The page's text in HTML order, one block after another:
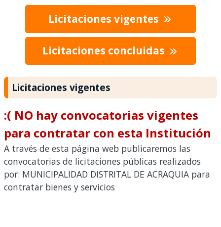
Licitaciones vigentes
Licitaciones concluidas
Licitaciones vigentes
:( NO hay convocatorias vigentes
para contratar con esta Institución
A través de esta página web publicaremos las
convocatorias de licitaciones públicas realizados
por: MUNICIPALIDAD DISTRITAL DE ACRAQUIA para
contratar bienes y servicios